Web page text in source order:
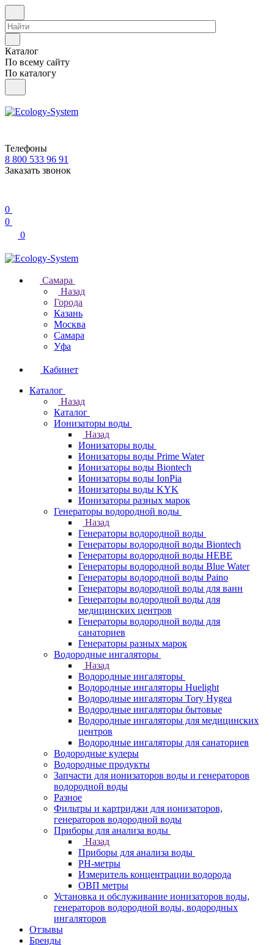
Каталог
По всему сайту
По каталогу
Телефоны
8 800 533 96 91
Заказать звонок
0
0
0
Самара
Назад
Города
Казань
Москва
Самара
Уфа
Кабинет
Каталог
Назад
Каталог
Ионизаторы воды
Назад
Ионизаторы воды
Ионизаторы воды Prime Water
Ионизаторы воды Biontech
Ионизаторы воды IonPia
Ионизаторы воды KYK
Ионизаторы разных марок
Генераторы водородной воды
Назад
Генераторы водородной воды
Генераторы водородной воды Biontech
Генераторы водородной воды HEBE
Генераторы водородной воды Blue Water
Генераторы водородной воды Paino
Генераторы водородной воды для ванн
Генераторы водородной воды для
медицинских центров
Генераторы водородной воды для
санаториев
Генераторы разных марок
Водородные ингаляторы
Назад
Водородные ингаляторы
Водородные ингаляторы Huelight
Водородные ингаляторы Tory Hygea
Водородные ингаляторы бытовые
Водородные ингаляторы для медицинских
центров
Водородные ингаляторы для санаториев
Водородные кулеры
Водородные продукты
Запчасти для ионизаторов воды и генераторов
водородной воды
Разное
Фильтры и картриджи для ионизаторов,
генераторов водородной воды
Приборы для анализа воды
Назад
Приборы для анализа воды
PH-метры
Измеритель концентрации водорода
ОВП метры
Установка и обслуживание ионизаторов воды,
генераторов водородной воды, водородных
ингаляторов
Отзывы
Бренды